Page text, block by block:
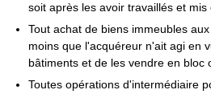
soit après les avoir travaillés et mis
Tout achat de biens immeubles
moins que l'acquéreur n'ait agi en
bâtiments et de les vendre en bloc
Toutes opérations d'intermédiaire